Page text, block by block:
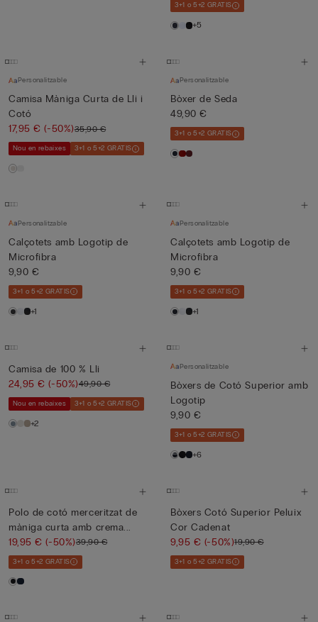
3+1 o 5+2 GRATIS
+5
Personalitzable
Camisa Màniga Curta de Lli i
Cotó
17,95 €(-50%)35,90 €
Nou en rebaixes 3+1 o 5+2 GRATIS
Personalitzable
Bòxer de Seda
49,90 €
3+1 o 5+2 GRATIS
Personalitzable
Calçotets amb Logotip de
Microfibra
9,90 €
3+1 o 5+2 GRATIS
+1
Personalitzable
Calçotets amb Logotip de
Microfibra
9,90 €
3+1 o 5+2 GRATIS
+1
Camisa de 100 % Lli
24,95 €(-50%)49,90 €
Nou en rebaixes 3+1 o 5+2 GRATIS
+2
Personalitzable
Bòxers de Cotó Superior amb
Logotip
9,90 €
3+1 o 5+2 GRATIS
+6
Polo de cotó merceritzat de
màniga curta amb crema...
19,95 €(-50%)39,90 €
3+1 o 5+2 GRATIS
Bòxers Cotó Superior Peluix
Cor Cadenat
9,95 € (-50%)19,90 €
3+1 o 5+2 GRATIS